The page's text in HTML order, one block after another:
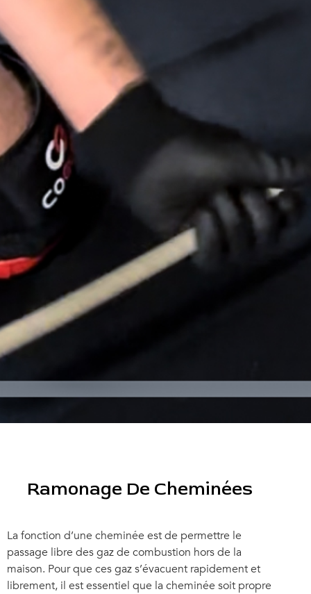
Ramonage De Cheminées
La fonction d’une cheminée est de permettre le
passage libre des gaz de combustion hors de la
maison. Pour que ces gaz s’évacuent rapidement et
librement, il est essentiel que la cheminée soit propre